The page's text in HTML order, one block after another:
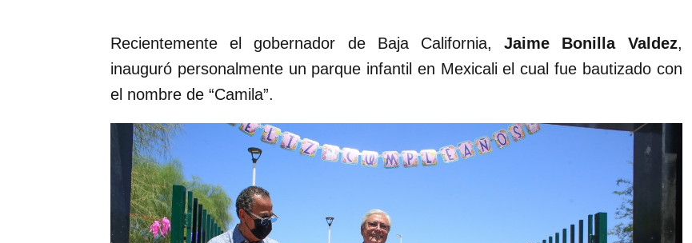
Recientemente el gobernador de Baja California,Jaime Bonilla Valdez,
inauguró personalmente un parque infantil en Mexicali el cual fue bautizado con
el nombre de “Camila”.